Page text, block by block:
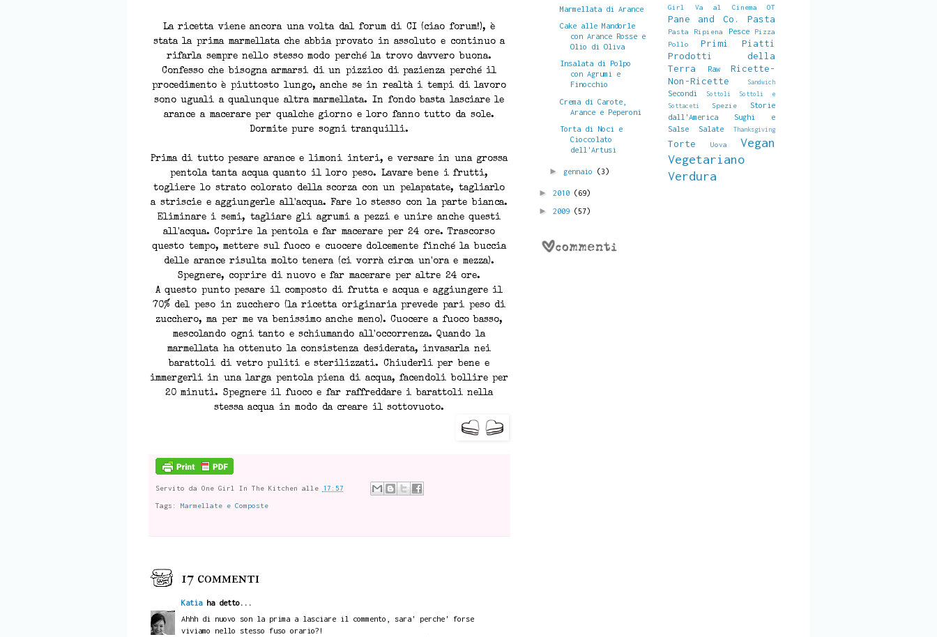
La ricetta viene ancora una volta dal forum di CI (ciao forum!), è
stata la prima marmellata che abbia provato in assoluto e continuo a
rifarla sempre nello stesso modo perché la trovo davvero buona.
Confesso che bisogna armarsi di un pizzico di pazienza perché il
procedimento è piuttosto lungo, anche se in realtà i tempi di lavoro
sono uguali a qualunque altra marmellata. In fondo basta lasciare le
arance a macerare per qualche giorno e loro fanno tutto da sole.
Dormite pure sogni tranquilli.
Prima di tutto pesare arance e limoni interi, e versare in una grossa
pentola tanta acqua quanto il loro peso. Lavare bene i frutti,
togliere lo strato colorato della scorza con un pelapatate, tagliarlo
a striscie e aggiungerle all'acqua. Fare lo stesso con la parte bianca.
Eliminare i semi, tagliare gli agrumi a pezzi e unire anche questi
all'acqua. Coprire la pentola e far macerare per 24 ore. Trascorso
questo tempo, mettere sul fuoco e cuocere dolcemente finché la buccia
delle arance risulta molto tenera (ci vorrà circa un'ora e mezza).
Spegnere, coprire di nuovo e far macerare per altre 24 ore.
A questo punto pesare il composto di frutta e acqua e aggiungere il
70% del peso in zucchero (la ricetta originaria prevede pari peso di
zucchero, ma per me va benissimo anche meno). Cuocere a fuoco basso,
mescolando ogni tanto e schiumando all'occorrenza. Quando la
marmellata ha ottenuto la consistenza desiderata, invasarla nei
barattoli di vetro puliti e sterilizzati. Chiuderli per bene e
immergerli in una larga pentola piena di acqua, facendoli bollire per
20 minuti. Spegnere il fuoco e far raffreddare i barattoli nella
stessa acqua in modo da creare il sottovuoto.
Servito da One Girl In The Kitchen alle 17:57
Tags: Marmellate e Composte
17 commenti
Katiaha detto...
Ahhh di nuovo son la prima a lasciare il commento, sara' perche' forse
viviamo nello stesso fuso orario?!
Marmellata di Arance
Cake alle Mandorle
con Arance Rosse e
Olio di Oliva
Insalata di Polpo
con Agrumi e
Finocchio
Crema di Carote,
Arance e Peperoni
Torta di Noci e
Cioccolato
dell'Artusi
► gennaio (3)
► 2010 (69)
► 2009 (57)
Girl Va al Cinema
OT
Pane and Co. Pasta
Pasta Ripiena Pesce
Pizza
Pollo
Primi Piatti
Prodotti della
Terra
Raw
Ricette-
Non-Ricette
Sandwich
Secondi Sottoli
Sottoli e
Sottaceti
Spezie
Storie
dall'America
Sughi e
Salse Salate
Thanksgiving
Torte Uova
Vegan
Vegetariano
Verdura